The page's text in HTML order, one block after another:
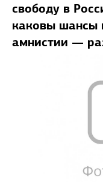
свободу в
каковы шансы
амнистии —